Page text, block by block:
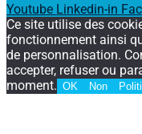
Youtube Linkedin-in
Ce site utilise des
fonctionnement ainsi
de personnalisation.
accepter, refuser ou
moment. OK Non